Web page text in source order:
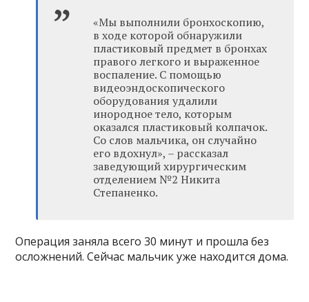
«Мы выполнили бронхоскопию,
в ходе которой обнаружили
пластиковый предмет в бронхах
правого легкого и выраженное
воспаление. С помощью
видеоэндоскопического
оборудования удалили
инородное тело, которым
оказался пластиковый колпачок.
Со слов мальчика, он случайно
его вдохнул», – рассказал
заведующий хирургическим
отделением №2 Никита
Степаненко.
Операция заняла всего 30 минут и прошла без
осложнений. Сейчас мальчик уже находится дома.